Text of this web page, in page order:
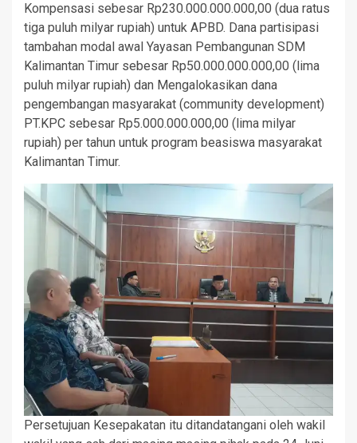
Kompensasi sebesar Rp230.000.000.000,00 (dua ratus
tiga puluh milyar rupiah) untuk APBD. Dana partisipasi
tambahan modal awal Yayasan Pembangunan SDM
Kalimantan Timur sebesar Rp50.000.000.000,00 (lima
puluh milyar rupiah) dan Mengalokasikan dana
pengembangan masyarakat (community development)
PT.KPC sebesar Rp5.000.000.000,00 (lima milyar
rupiah) per tahun untuk program beasiswa masyarakat
Kalimantan Timur.
Persetujuan Kesepakatan itu ditandatangani oleh wakil